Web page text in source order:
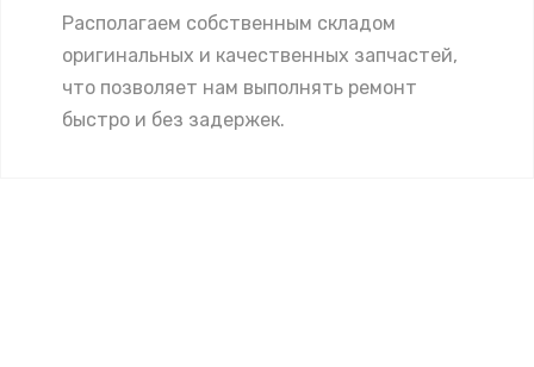
Располагаем собственным складом
оригинальных и качественных запчастей,
что позволяет нам выполнять ремонт
быстро и без задержек.